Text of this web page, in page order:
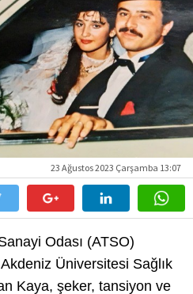
23 Ağustos 2023 Çarşamba 13:07
Odası (ATSO)
Üniversitesi Sağlık
Kaya, şeker, tansiyon ve